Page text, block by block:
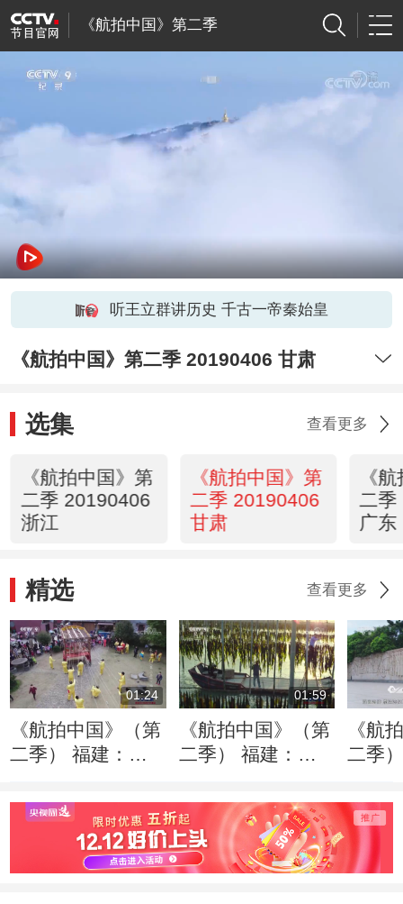
《航拍中国》第二季
听王立群讲历史 千古一帝秦始皇
《航拍中国》第二季 20190406 甘肃
选集 查看更多
《航拍中国》第
二季 20190406
浙江
《航拍中国》第
二季 20190406
甘肃
《
二
广东
精选 查看更多
01:24
《航拍中国》（第
二季） 福建：西
在古老遥远的东
方！
01:59
《航拍中国》（第
二季） 福建：最
这里
《航
二季
牺牲